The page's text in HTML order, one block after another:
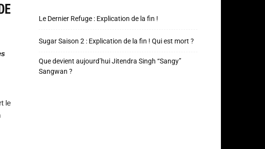
le
Le Dernier Refuge : Explication de la fin !
Sugar Saison 2 : Explication de la fin ! Qui est mort ?
Que devient aujourd’hui Jitendra Singh “Sangy”
Sangwan ?